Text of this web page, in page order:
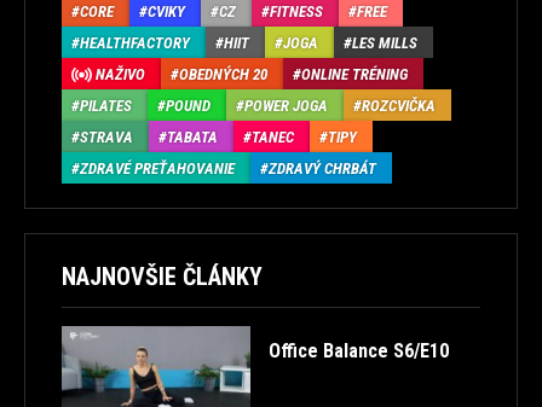
CORE
CVIKY CZ FITNESS
FREE
HEALTHFACTORY
HIIT JOGA
LES MILLS
NAŽIVO
OBEDNÝCH 20
ONLINE TRÉNING
PILATES
POUND POWER JOGA
ROZCVIČKA
STRAVA
TABATA TANEC
TIPY
ZDRAVÉ PREŤAHOVANIE
ZDRAVÝ CHRBÁT
NAJNOVŠIE ČLÁNKY
Office Balance S6/E10